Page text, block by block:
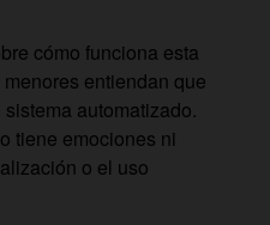
cómo funciona esta
entiendan que
automatizado.
tiene emociones ni
o el uso